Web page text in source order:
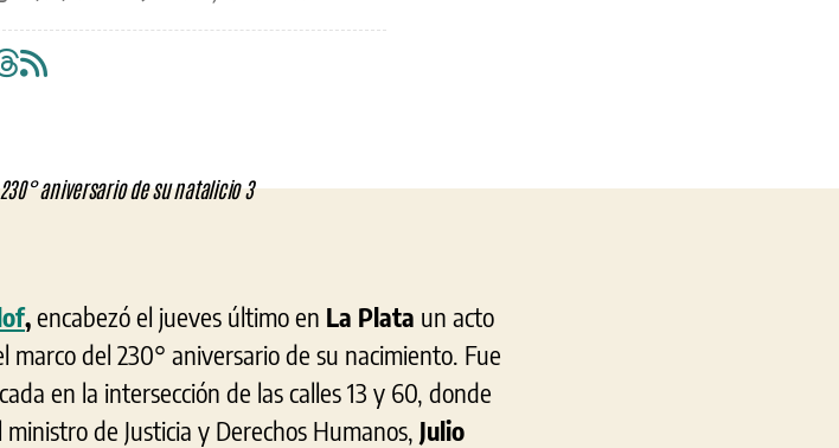
de
230°
aniversario
de
su
natalicio
,encabezó el jueves último en La Plata un acto
marco del 230° aniversario de su nacimiento. Fue
en la intersección de las calles 13 y 60, donde
de Justicia y Derechos Humanos, Julio